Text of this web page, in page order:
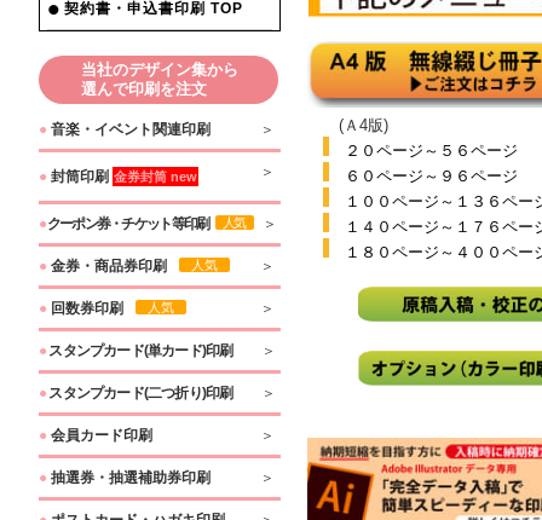
契約書・申込書印刷 TOP
当社のデザイン集から
選んで印刷を注文
● 音楽・イベント関連印刷
● 封筒印刷 金券封筒 new
●クーポン券・チケット等印刷 人気
● 金券・商品券印刷 人気
● 回数券印刷 人気
● スタンプカード(単カード)印刷
● スタンプカード(二つ折り)印刷
● 会員カード印刷
● 抽選券・抽選補助券印刷
(Ａ4版)
２０ページ～５６ページ
６０ページ～９６ページ
１００ページ～１３６ペー
１４０ページ～１７６ペー
１８０ページ～４００ペー